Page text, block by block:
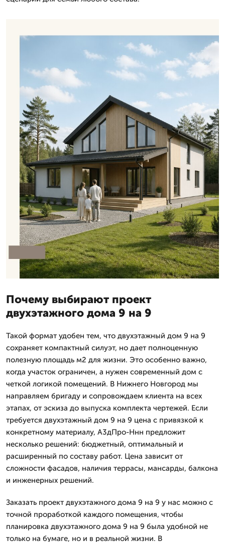
Почему выбирают проект
двухэтажного дома 9 на 9
Такой формат удобен тем, что двухэтажный дом 9 на 9
сохраняет компактный силуэт, но дает полноценную
полезную площадь м2 для жизни. Это особенно важно,
когда участок ограничен, а нужен современный дом с
четкой логикой помещений. В Нижнего Новгород мы
направляем бригаду и сопровождаем клиента на всех
этапах, от эскиза до выпуска комплекта чертежей. Если
требуется двухэтажный дом 9 на 9 цена с привязкой к
конкретному материалу, А3дПро-Ннн предложит
несколько решений: бюджетный, оптимальный и
расширенный по составу работ. Цена зависит от
сложности фасадов, наличия террасы, мансарды, балкона
и инженерных решений.
Заказать проект двухэтажного дома 9 на 9 у нас можно с
точной проработкой каждого помещения, чтобы
планировка двухэтажного дома 9 на 9 была удобной не
только на бумаге, но и в реальной жизни. В